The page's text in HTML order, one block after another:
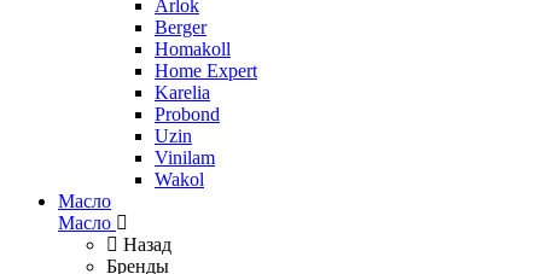
Arlok
Berger
Homakoll
Home Expert
Karelia
Probond
Uzin
Vinilam
Wakol
Масло
Масло
Назад
Бренды